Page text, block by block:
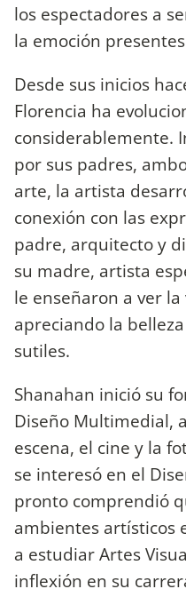
los espectadores a
la emoción
Desde sus inicios
Florencia ha
considerablemente.
por sus padres,
arte, la artista
conexión con las
padre, arquitecto y
su madre, artista
le enseñaron a ver
apreciando la
sutiles.
Shanahan inició su
Diseño Multimedial,
escena, el cine y la
se interesó en el
pronto comprendió
ambientes artísticos
a estudiar Artes
inflexión en su